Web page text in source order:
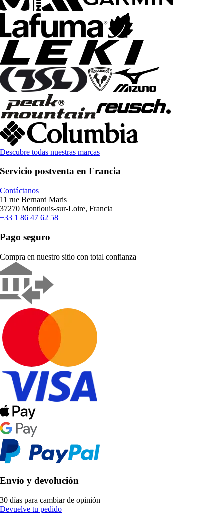
Descubre todas nuestras marcas
Servicio postventa en Francia
Contáctanos
11 rue Bernard Maris
37270 Montlouis-sur-Loire, Francia
+33 1 86 47 62 58
Pago seguro
Compra en nuestro sitio con total confianza
Envío y devolución
30 días para cambiar de opinión
Devuelve tu pedido